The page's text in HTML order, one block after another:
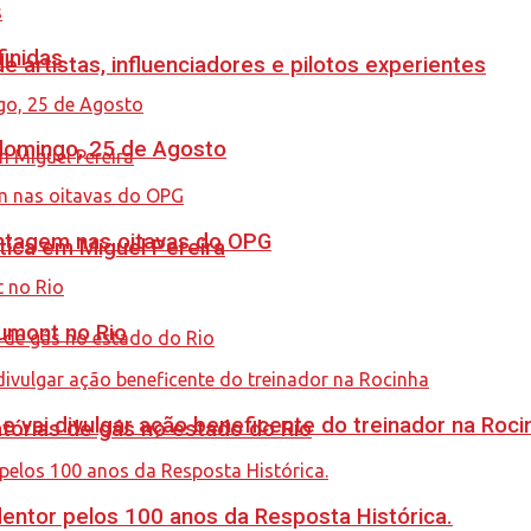
artistas, influenciadores e pilotos experientes
em Miguel Pereira
de gás no estado do Rio
25 de Agosto
nas oitavas do OPG
no Rio
vai divulgar ação beneficente do treinador na
pelos 100 anos da Resposta Histórica.